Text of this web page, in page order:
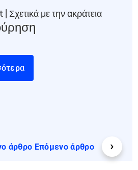
άρθρο
με την ακράτεια
Επόμενο άρθρο ›